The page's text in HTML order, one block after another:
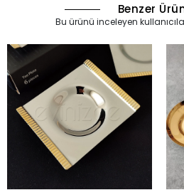
Benzer
Bu ürünü inceleyen